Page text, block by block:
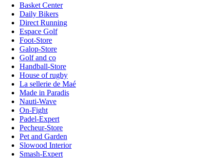
Basket Center
Daily Bikers
Direct Running
Espace Golf
Foot-Store
Galop-Store
Golf and co
Handball-Store
House of rugby
La sellerie de Maé
Made in Paradis
Nauti-Wave
On-Fight
Padel-Expert
Pecheur-Store
Pet and Garden
Slowood Interior
Smash-Expert